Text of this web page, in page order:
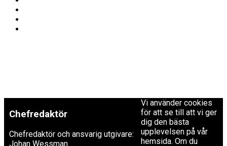
Chefredaktör
Chefredaktör och ansvarig utgivare:
Johan Wessman
Vi använder cookies
för att se till att vi ger
dig den bästa
upplevelsen på vår
hemsida. Om du